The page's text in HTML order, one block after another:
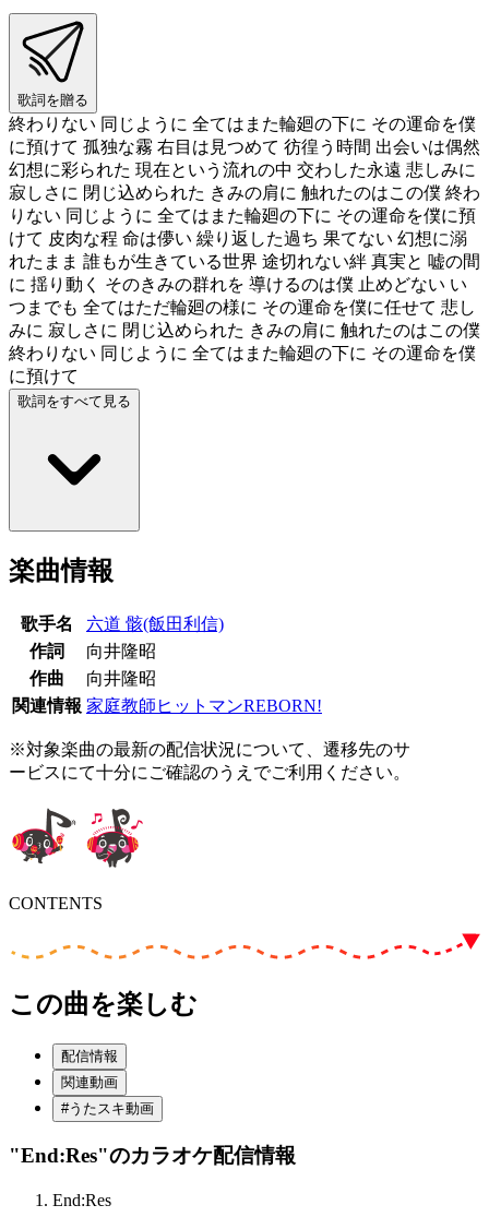
歌詞を贈る
終わりない 同じように 全てはまた輪廻の下に その運命を僕
に預けて 孤独な霧 右目は見つめて 彷徨う時間 出会いは偶然
幻想に彩られた 現在という流れの中 交わした永遠 悲しみに
寂しさに 閉じ込められた きみの肩に 触れたのはこの僕 終わ
りない 同じように 全てはまた輪廻の下に その運命を僕に預
けて 皮肉な程 命は儚い 繰り返した過ち 果てない 幻想に溺
れたまま 誰もが生きている世界 途切れない絆 真実と 嘘の間
に 揺り動く そのきみの群れを 導けるのは僕 止めどない い
つまでも 全てはただ輪廻の様に その運命を僕に任せて 悲し
みに 寂しさに 閉じ込められた きみの肩に 触れたのはこの僕
終わりない 同じように 全てはまた輪廻の下に その運命を僕
に預けて
歌詞をすべて見る
楽曲情報
歌手名
六道 骸(飯田利信)
作詞
向井隆昭
作曲
向井隆昭
関連情報 家庭教師ヒットマンREBORN!
※対象楽曲の最新の配信状況について、遷移先のサ
ービスにて十分にご確認のうえでご利用ください。
CONTENTS
この曲を楽しむ
配信情報
関連動画
#うたスキ動画
"End:Res"のカラオケ配信情報
End:Res